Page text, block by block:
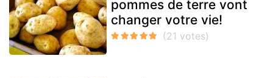
pommes de terre vont
changer votre vie!